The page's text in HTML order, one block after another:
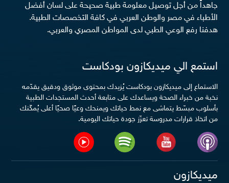
استمع الي ميديكازون بودكاست
جاهداً من أجل توصيل معلومة طبية صحيحة على لسان أفضل
الأطباء في مصر والوطن العربي في كافة التخصصات الطبية.
هدفنا رفع الوعي الطبي لدى المواطن المصري والعربي.
الاستماع إلى ميديكازون بودكاست يُزيدك بمحتوى موثوق ودقيق يقدّمه
نخبة من خبراء الصحة ويساعدك على متابعة أحدث المستجدات الطبية
بأسلوب مبسّط يتماشى مع نمط حياتك ويمنحك وعيًا صحيًا أعلى يُمكّنك
من اتخاذ قرارات مدروسة تعزّز جودة حياتك اليومية.
ميديكازون